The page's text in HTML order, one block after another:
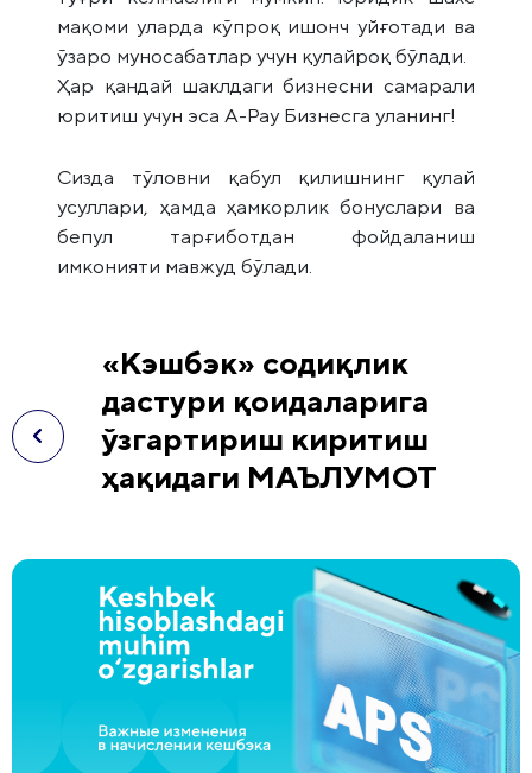
мақоми уларда кўпроқ ишонч уйғотади ва
ўзаро муносабатлар учун қулайроқ бўлади.
Ҳар қандай шаклдаги бизнесни самарали
юритиш учун эса A-Pay Бизнесга уланинг!
Сизда тўловни қабул қилишнинг қулай
усуллари, ҳамда ҳамкорлик бонуслари ва
бепул тарғиботдан фойдаланиш
имконияти мавжуд бўлади.
«Кэшбэк» содиқлик
дастури қоидаларига
ўзгартириш киритиш
ҳақидаги МАЪЛУМОТ